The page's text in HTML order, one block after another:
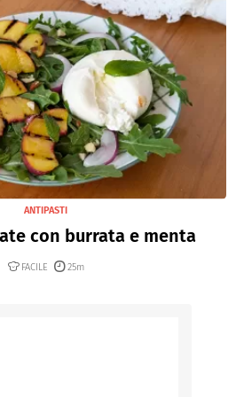
ANTIPASTI
con burrata e menta
FACILE 25m